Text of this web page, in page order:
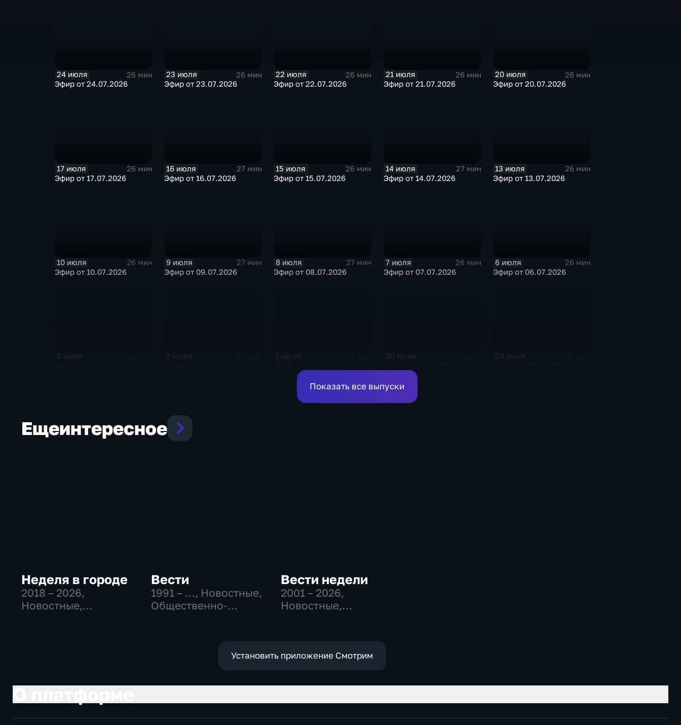
24 июля
26 мин
Эфир от 24.07.2026
23 июля
26 мин
Эфир от 23.07.2026
22 июля
26 мин
Эфир от 22.07.2026
21 июля
26 мин
Эфир от 21.07.2026
20 июля
26 мин
Эфир от 20.07.2026
17 июля
26 мин
Эфир от 17.07.2026
16 июля
27 мин
Эфир от 16.07.2026
15 июля
26 мин
Эфир от 15.07.2026
14 июля
27 мин
Эфир от 14.07.2026
13 июля
26 мин
Эфир от 13.07.2026
10 июля
26 мин
Эфир от 10.07.2026
9 июля
27 мин
Эфир от 09.07.2026
8 июля
27 мин
Эфир от 08.07.2026
7 июля
26 мин
Эфир от 07.07.2026
6 июля
26 мин
Эфир от 06.07.2026
3 июля 2 июля 1 июля 30 июня 29 июня
Показать все выпуски
Ещеинтересное
Неделя в городе
2018 – 2026,
Новостные,
Вести
1991 – …, Новостные,
Общественно-
Вести недели
2001 – 2026,
Новостные,
Установить приложение Смотрим